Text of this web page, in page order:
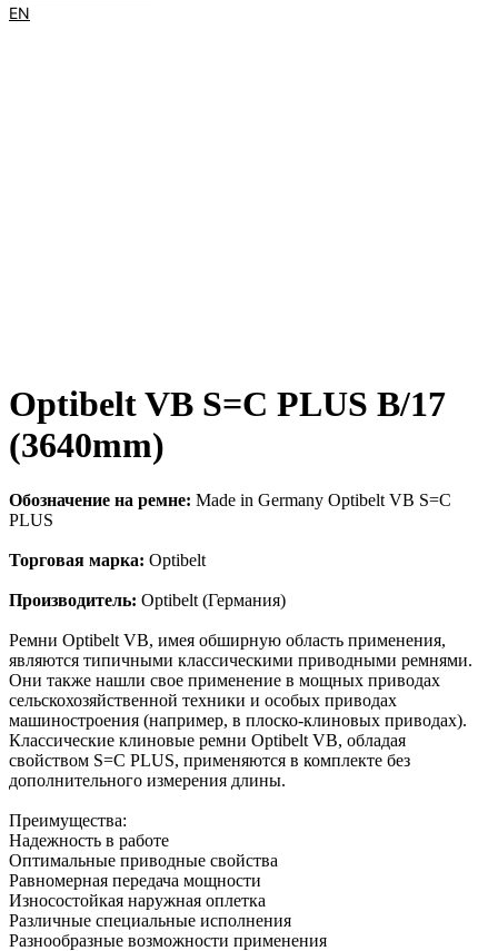
EN
Optibelt VB S=C PLUS B/17
(3640mm)
Обозначение на ремне: Made in Germany Optibelt VB S=C
PLUS
Торговая марка: Optibelt
Производитель: Optibelt (Германия)
Ремни Optibelt VB, имея обширную область применения,
являются типичными классическими приводными ремнями.
Они также нашли свое применение в мощных приводах
сельскохозяйственной техники и особых приводах
машиностроения (например, в плоско-клиновых приводах).
Классические клиновые ремни Optibelt VB, обладая
свойством S=C PLUS, применяются в комплекте без
дополнительного измерения длины.
Преимущества:
Надежность в работе
Оптимальные приводные свойства
Равномерная передача мощности
Износостойкая наружная оплетка
Различные специальные исполнения
Разнообразные возможности применения